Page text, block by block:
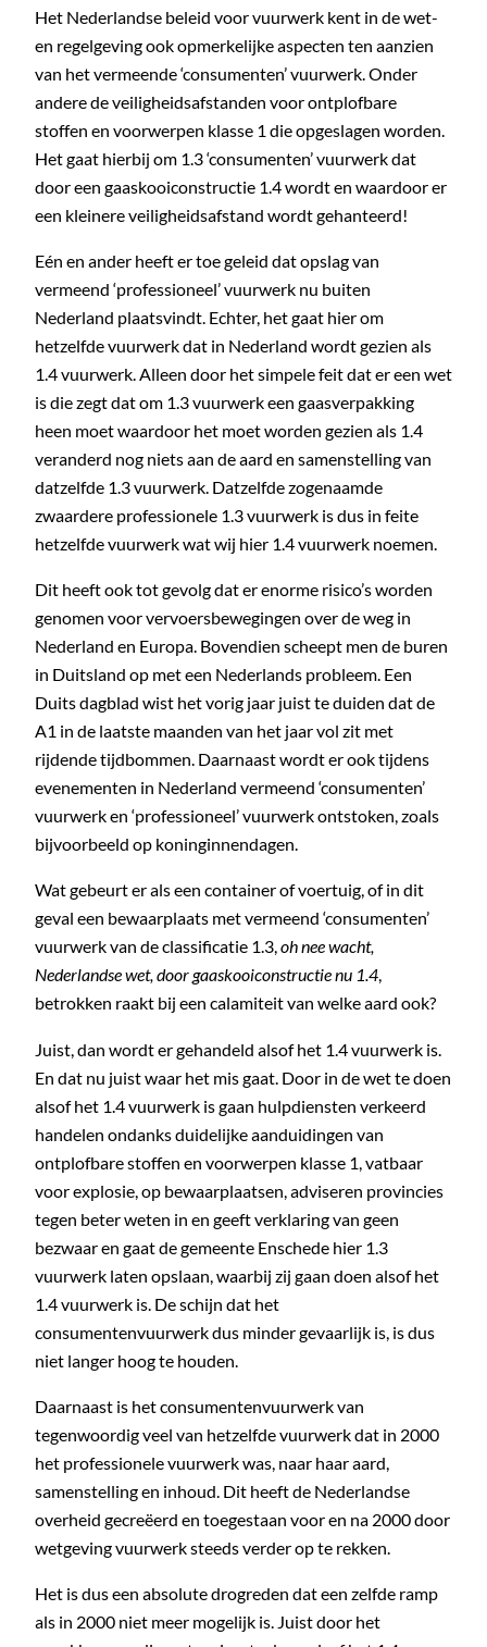
Het Nederlandse beleid voor vuurwerk kent in de wet-
en regelgeving ook opmerkelijke aspecten ten aanzien
van het vermeende ‘consumenten’ vuurwerk. Onder
andere de veiligheidsafstanden voor ontplofbare
stoffen en voorwerpen klasse 1 die opgeslagen worden.
Het gaat hierbij om 1.3 ‘consumenten’ vuurwerk dat
door een gaaskooiconstructie 1.4 wordt en waardoor er
een kleinere veiligheidsafstand wordt gehanteerd!
Eén en ander heeft er toe geleid dat opslag van
vermeend ‘professioneel’ vuurwerk nu buiten
Nederland plaatsvindt. Echter, het gaat hier om
hetzelfde vuurwerk dat in Nederland wordt gezien als
1.4 vuurwerk. Alleen door het simpele feit dat er een wet
is die zegt dat om 1.3 vuurwerk een gaasverpakking
heen moet waardoor het moet worden gezien als 1.4
veranderd nog niets aan de aard en samenstelling van
datzelfde 1.3 vuurwerk. Datzelfde zogenaamde
zwaardere professionele 1.3 vuurwerk is dus in feite
hetzelfde vuurwerk wat wij hier 1.4 vuurwerk noemen.
Dit heeft ook tot gevolg dat er enorme risico’s worden
genomen voor vervoersbewegingen over de weg in
Nederland en Europa. Bovendien scheept men de buren
in Duitsland op met een Nederlands probleem. Een
Duits dagblad wist het vorig jaar juist te duiden dat de
A1 in de laatste maanden van het jaar vol zit met
rijdende tijdbommen. Daarnaast wordt er ook tijdens
evenementen in Nederland vermeend ‘consumenten’
vuurwerk en ‘professioneel’ vuurwerk ontstoken, zoals
bijvoorbeeld op koninginnendagen.
Wat gebeurt er als een container of voertuig, of in dit
geval een bewaarplaats met vermeend ‘consumenten’
vuurwerk van de classificatie 1.3,oh nee wacht,
Nederlandse wet, door gaaskooiconstructie nu 1.4,
betrokken raakt bij een calamiteit van welke aard ook?
Juist, dan wordt er gehandeld alsof het 1.4 vuurwerk is.
En dat nu juist waar het mis gaat. Door in de wet te doen
alsof het 1.4 vuurwerk is gaan hulpdiensten verkeerd
handelen ondanks duidelijke aanduidingen van
ontplofbare stoffen en voorwerpen klasse 1, vatbaar
voor explosie, op bewaarplaatsen, adviseren provincies
tegen beter weten in en geeft verklaring van geen
bezwaar en gaat de gemeente Enschede hier 1.3
vuurwerk laten opslaan, waarbij zij gaan doen alsof het
1.4 vuurwerk is. De schijn dat het
consumentenvuurwerk dus minder gevaarlijk is, is dus
niet langer hoog te houden.
Daarnaast is het consumentenvuurwerk van
tegenwoordig veel van hetzelfde vuurwerk dat in 2000
het professionele vuurwerk was, naar haar aard,
samenstelling en inhoud. Dit heeft de Nederlandse
overheid gecreëerd en toegestaan voor en na 2000 door
wetgeving vuurwerk steeds verder op te rekken.
Het is dus een absolute drogreden dat een zelfde ramp
als in 2000 niet meer mogelijk is. Juist door het